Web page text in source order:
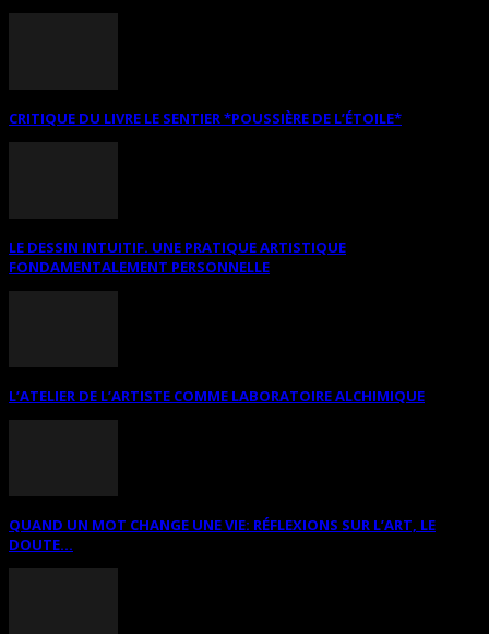
CRITIQUE DU LIVRE LE SENTIER *POUSSIÈRE DE L’ÉTOILE*
LE DESSIN INTUITIF. UNE PRATIQUE ARTISTIQUE
FONDAMENTALEMENT PERSONNELLE
L’ATELIER DE L’ARTISTE COMME LABORATOIRE ALCHIMIQUE
QUAND UN MOT CHANGE UNE VIE: RÉFLEXIONS SUR L’ART, LE
DOUTE...